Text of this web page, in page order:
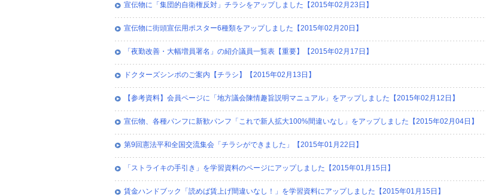
宣伝物に「集団的自衛権反対」チラシをアップしました【2015年02月23日】
宣伝物に街頭宣伝用ポスター6種類をアップしました【2015年02月20日】
「夜勤改善・大幅増員署名」の紹介議員一覧表【重要】【2015年02月17日】
ドクターズシンポのご案内【チラシ】【2015年02月13日】
【参考資料】会員ページに「地方議会陳情趣旨説明マニュアル」をアップしました【2015年02月12日】
宣伝物、各種パンフに新歓パンフ「これで新人拡大100%間違いなし」をアップしました【2015年02月04日】
第9回憲法平和全国交流集会「チラシができました」【2015年01月22日】
「ストライキの手引き」を学習資料のページにアップしました【2015年01月15日】
賃金ハンドブック「読めば賃上げ間違いなし！」を学習資料にアップしました【2015年01月15日】